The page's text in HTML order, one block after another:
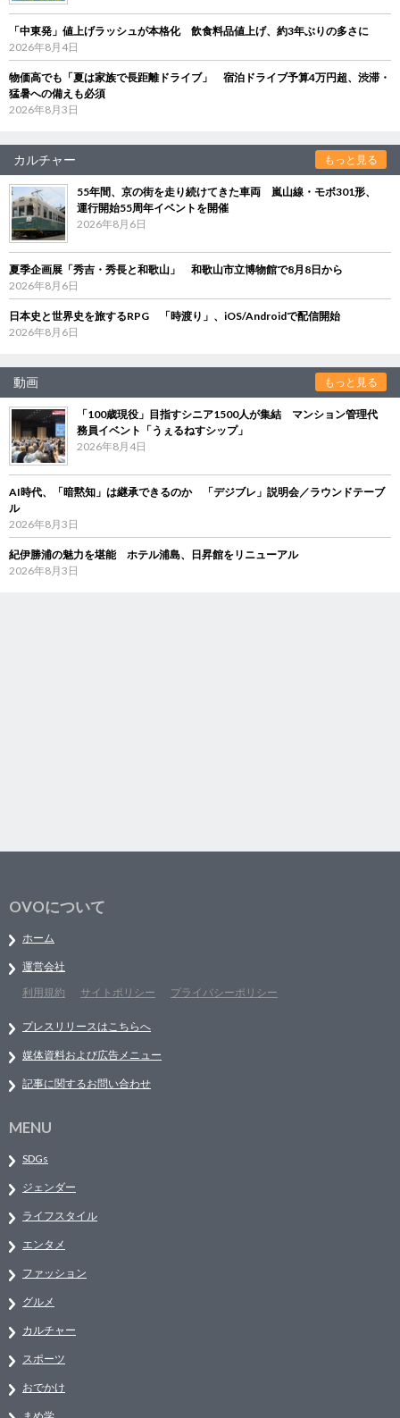
「中東発」値上げラッシュが本格化 飲食料品値上げ、約3年ぶりの多さに
2026年8月4日
物価高でも「夏は家族で長距離ドライブ」 宿泊ドライブ予算4万円超、渋滞・
猛暑への備えも必須
2026年8月3日
カルチャー もっと見る
55年間、京の街を走り続けてきた車両 嵐山線・モボ301形、
運行開始55周年イベントを開催
2026年8月6日
夏季企画展「秀吉・秀長と和歌山」 和歌山市立博物館で8月8日から
2026年8月6日
日本史と世界史を旅するRPG 「時渡り」、iOS/Androidで配信開始
2026年8月6日
動画 もっと見る
「100歳現役」目指すシニア1500人が集結 マンション管理代
務員イベント「うぇるねすシップ」
2026年8月4日
AI時代、「暗黙知」は継承できるのか 「デジブレ」説明会／ラウンドテーブ
ル
2026年8月3日
紀伊勝浦の魅力を堪能 ホテル浦島、日昇館をリニューアル
2026年8月3日
OVOについて
ホーム
運営会社
利用規約
サイトポリシー プライバシーポリシー
プレスリリースはこちらへ
媒体資料および広告メニュー
記事に関するお問い合わせ
MENU
SDGs
ジェンダー
ライフスタイル
エンタメ
ファッション
グルメ
カルチャー
スポーツ
おでかけ